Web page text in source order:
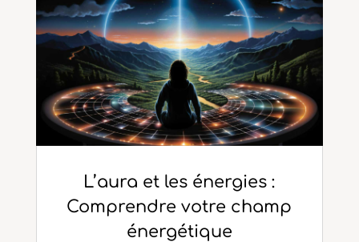
L’aura et les énergies :
Comprendre votre champ
énergétique